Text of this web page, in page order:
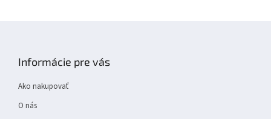
Informácie pre vás
Ako nakupovať
O nás